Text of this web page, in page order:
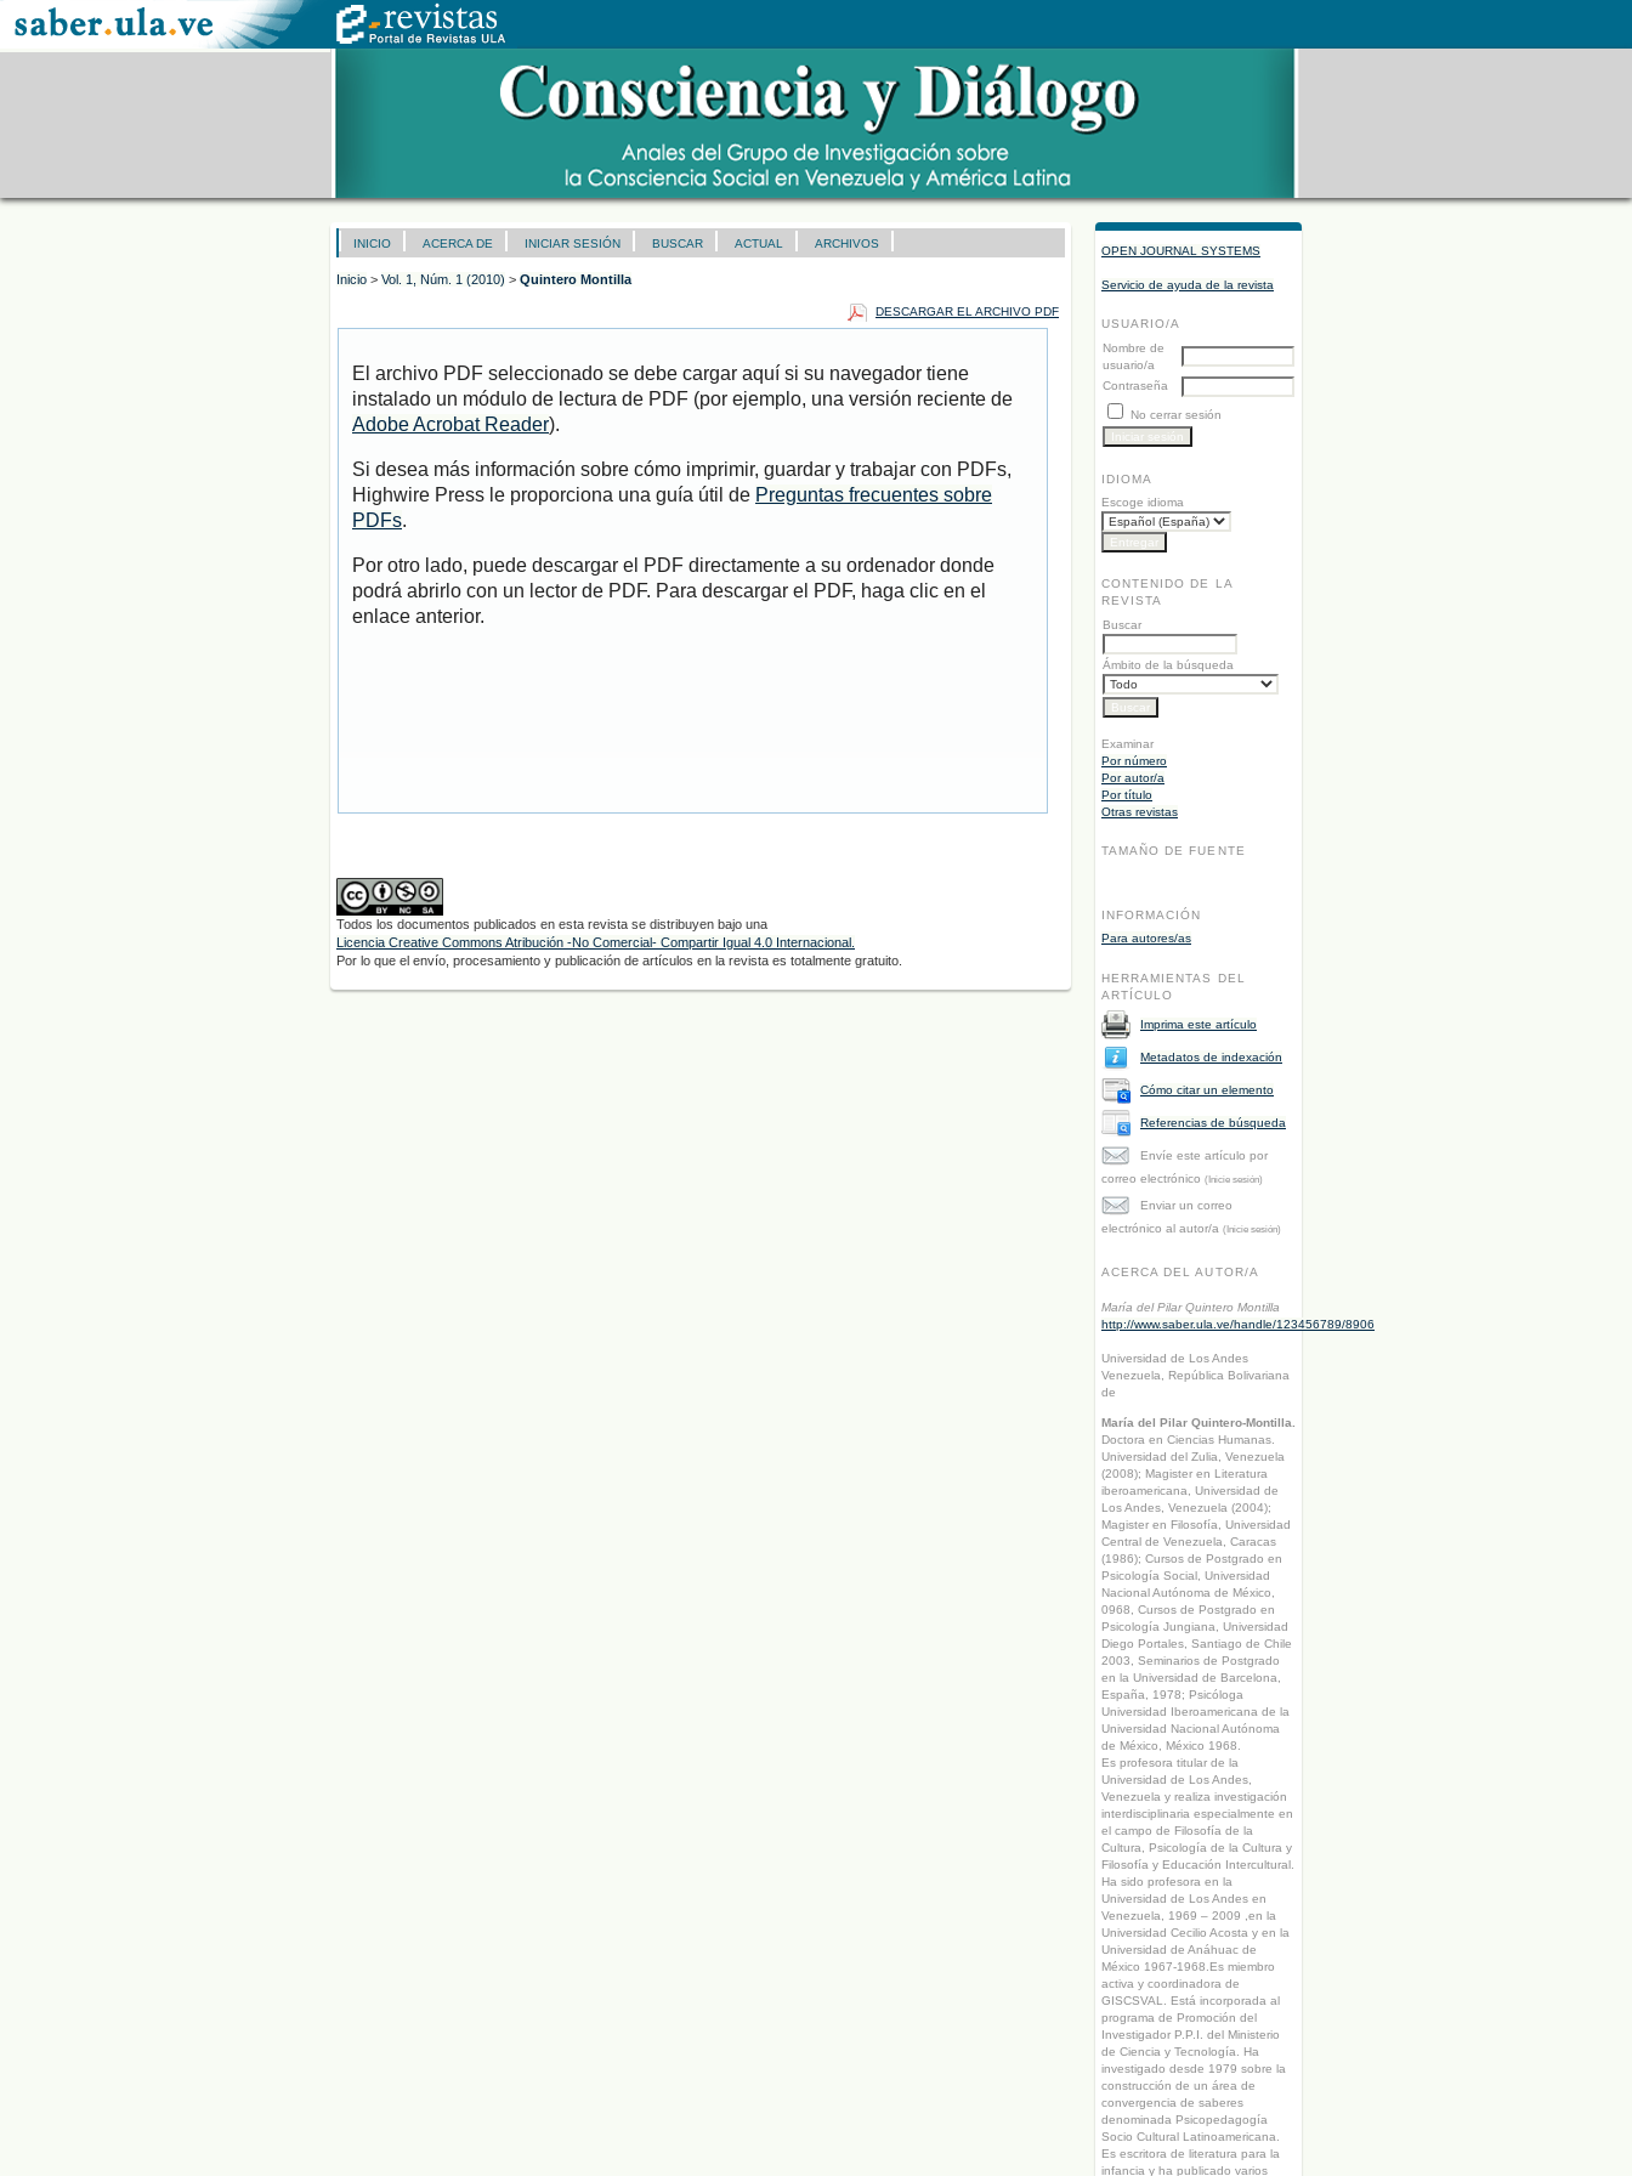
OPEN JOURNAL SYSTEMS
Servicio de ayuda de la revista
USUARIO/A
Nombre de
usuario/a
Contraseña
No cerrar sesión
IDIOMA
Escoge idioma
CONTENIDO DE LA
REVISTA
Buscar
Ámbito de la búsqueda
Examinar
Por número
Por autor/a
Por título
Otras revistas
TAMAÑO DE FUENTE
INFORMACIÓN
Para autores/as
HERRAMIENTAS DEL
ARTÍCULO
Imprima este artículo
Metadatos de indexación
Cómo citar un elemento
Referencias de búsqueda
Envíe este artículo por
correo electrónico (Inicie sesión)
Enviar un correo
electrónico al autor/a (Inicie sesión)
ACERCA DEL AUTOR/A
María del Pilar Quintero Montilla
http://www.saber.ula.ve/handle/123456789/8906
Universidad de Los Andes
Venezuela, República Bolivariana
de
María del Pilar Quintero-Montilla.
Doctora en Ciencias Humanas.
Universidad del Zulia, Venezuela
(2008); Magister en Literatura
iberoamericana, Universidad de
Los Andes, Venezuela (2004);
Magister en Filosofía, Universidad
Central de Venezuela, Caracas
(1986); Cursos de Postgrado en
Psicología Social, Universidad
Nacional Autónoma de México,
0968, Cursos de Postgrado en
Psicología Jungiana, Universidad
Diego Portales, Santiago de Chile
2003, Seminarios de Postgrado
en la Universidad de Barcelona,
España, 1978; Psicóloga
Universidad Iberoamericana de la
Universidad Nacional Autónoma
de México, México 1968.
Es profesora titular de la
Universidad de Los Andes,
Venezuela y realiza investigación
interdisciplinaria especialmente en
el campo de Filosofía de la
Cultura, Psicología de la Cultura y
Filosofía y Educación Intercultural.
Ha sido profesora en la
Universidad de Los Andes en
Venezuela, 1969 – 2009 ,en la
Universidad Cecilio Acosta y en la
Universidad de Anáhuac de
México 1967-1968.Es miembro
activa y coordinadora de
GISCSVAL. Está incorporada al
programa de Promoción del
Investigador P.P.I. del Ministerio
de Ciencia y Tecnología. Ha
investigado desde 1979 sobre la
construcción de un área de
convergencia de saberes
denominada Psicopedagogía
Socio Cultural Latinoamericana.
Es escritora de literatura para la
infancia y ha publicado varios
INICIO ACERCA DE INICIAR SESIÓN BUSCAR ACTUAL ARCHIVOS
Inicio > Vol. 1, Núm. 1 (2010) > Quintero Montilla
DESCARGAR EL ARCHIVO PDF
El archivo PDF seleccionado se debe cargar aquí si su navegador tiene
instalado un módulo de lectura de PDF (por ejemplo, una versión reciente de
Adobe Acrobat Reader).
Si desea más información sobre cómo imprimir, guardar y trabajar con PDFs,
Highwire Press le proporciona una guía útil de Preguntas frecuentes sobre
PDFs.
Por otro lado, puede descargar el PDF directamente a su ordenador donde
podrá abrirlo con un lector de PDF. Para descargar el PDF, haga clic en el
enlace anterior.
Todos los documentos publicados en esta revista se distribuyen bajo una
Licencia Creative Commons Atribución -No Comercial- Compartir Igual 4.0 Internacional.
Por lo que el envío, procesamiento y publicación de artículos en la revista es totalmente gratuito.